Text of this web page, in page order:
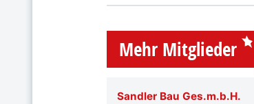
Mehr Mitglieder
Sandler Bau Ges.m.b.H.